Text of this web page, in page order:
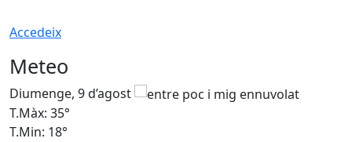
Accedeix
Meteo
Diumenge, 9 d’agost
T.Màx: 35°
T.Min: 18°